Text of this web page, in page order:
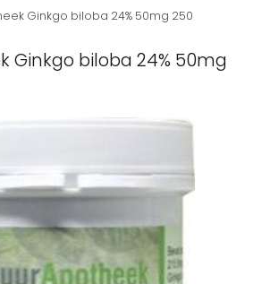
Ginkgo biloba 24% 50mg 250
Ginkgo biloba 24% 50mg